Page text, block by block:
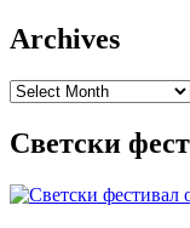
Archives
Archives
Светски